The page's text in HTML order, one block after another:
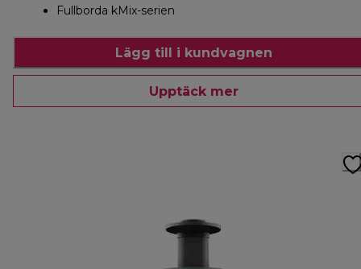
Fullborda kMix-serien
Lägg till i kundvagnen
Upptäck mer